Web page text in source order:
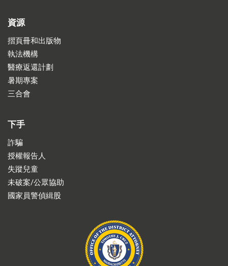
資源
摺頁冊和出版物
執法機構
醫療返還計劃
暑期專案
三合會
下手
詐騙
授權報告人
失蹤兒童
未破案/公眾協助
國家員警偵緝股